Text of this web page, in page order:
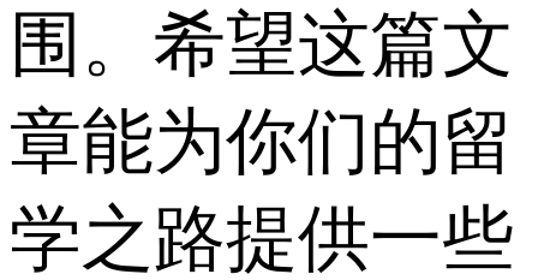
围。希望这篇文
章能为你们的留
学之路提供一些